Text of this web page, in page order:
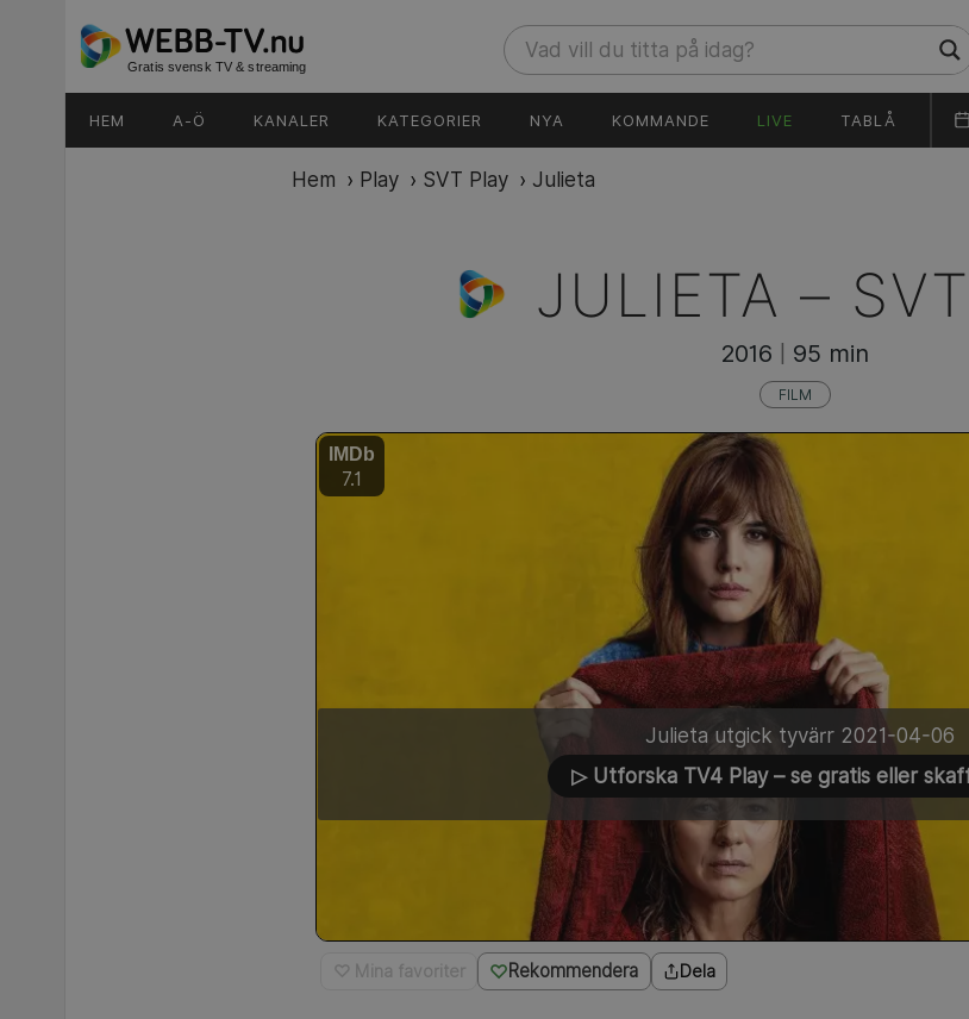
Gratis svensk TV & streaming
HEM A-Ö KANALER KATEGORIER NYA KOMMANDE LIVE TABLÅ
Hem › Play › SVT Play › Julieta
JULIETA –
♡ Mina favoriter Rekommendera Dela
Julieta utgick tyvärr 2021-04-06
▷ Utforska TV4 Play – se gratis eller
2016 95 min
FILM
IMDb
7.1